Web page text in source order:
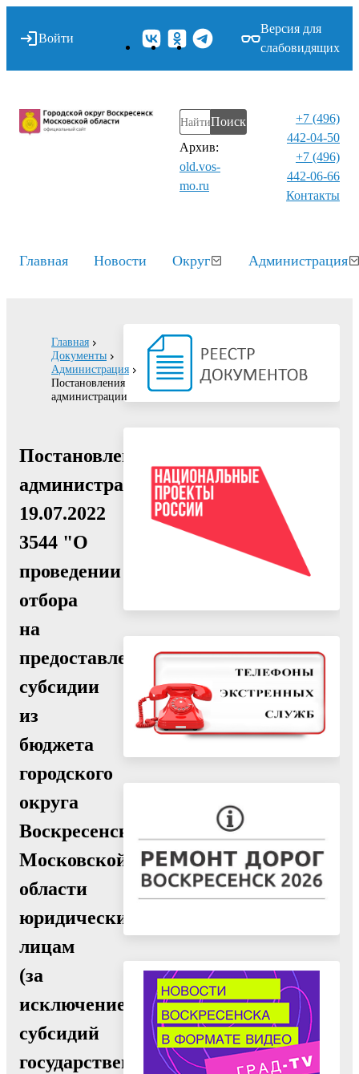
Войти
Версия для
слабовидящих
Поиск
Архив:
old.vos-
mo.ru
+7 (496)
442-04-50
+7 (496)
442-06-66
Контакты⁠
Главная Новости Округ Администрация
Главная
Документы
Администрация
Постановления
администрации
Постановление
администрации
19.07.2022
3544 "О
проведении
отбора
на
предоставление
субсидии
из
бюджета
городского
округа
Воскресенск
Московской
области
юридическим
лицам
(за
исключением
субсидий
государственным